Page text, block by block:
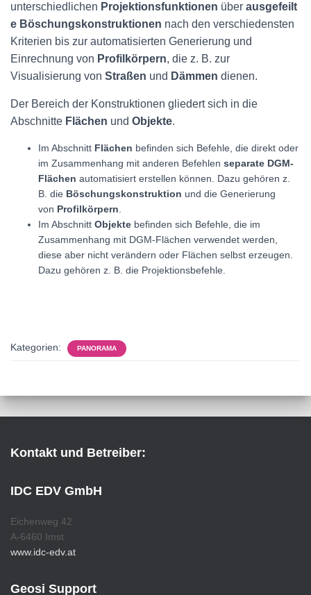
unterschiedlichen Projektionsfunktionen über ausgefeilt
e Böschungskonstruktionen nach den verschiedensten
Kriterien bis zur automatisierten Generierung und
Einrechnung von Profilkörpern, die z. B. zur
Visualisierung von Straßen und Dämmen dienen.
Der Bereich der Konstruktionen gliedert sich in die
Abschnitte Flächen und Objekte.
Im Abschnitt Flächen befinden sich Befehle, die direkt oder
im Zusammenhang mit anderen Befehlen separate DGM-
Flächen automatisiert erstellen können. Dazu gehören z.
B. die Böschungskonstruktion und die Generierung
von Profilkörpern
Im Abschnitt Objekte befinden sich Befehle, die im
Zusammenhang mit DGM-Flächen verwendet werden,
diese aber nicht verändern oder Flächen selbst erzeugen.
Dazu gehören z. B. die Projektionsbefehle.
Kategorien: PANORAMA
Kontakt und Betreiber:
IDC EDV GmbH
Eichenweg 42
A-6460 Imst
www.idc-edv.at
Geosi Support